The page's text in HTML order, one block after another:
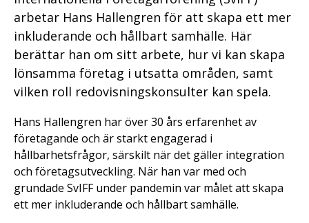
arbetar Hans Hallengren för att skapa ett mer
inkluderande och hållbart samhälle. Här
berättar han om sitt arbete, hur vi kan skapa
lönsamma företag i utsatta områden, samt
vilken roll redovisningskonsulter kan spela.
Hans Hallengren har över 30 års erfarenhet av
företagande och är starkt engagerad i
hållbarhetsfrågor, särskilt när det gäller integration
och företagsutveckling. När han var med och
grundade SvIFF under pandemin var målet att skapa
ett mer inkluderande och hållbart samhälle.